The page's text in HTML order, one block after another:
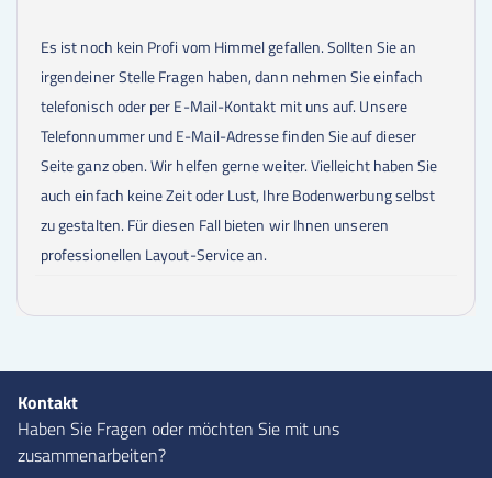
Es ist noch kein Profi vom Himmel gefallen. Sollten Sie an
irgendeiner Stelle Fragen haben, dann nehmen Sie einfach
telefonisch oder per E-Mail-Kontakt mit uns auf. Unsere
Telefonnummer und E-Mail-Adresse finden Sie auf dieser
Seite ganz oben. Wir helfen gerne weiter. Vielleicht haben Sie
auch einfach keine Zeit oder Lust, Ihre Bodenwerbung selbst
zu gestalten. Für diesen Fall bieten wir Ihnen unseren
professionellen Layout-Service an.
Kontakt
Haben Sie Fragen oder möchten Sie mit uns
zusammenarbeiten?